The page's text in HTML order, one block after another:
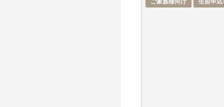
ご家族様向け 生前申込